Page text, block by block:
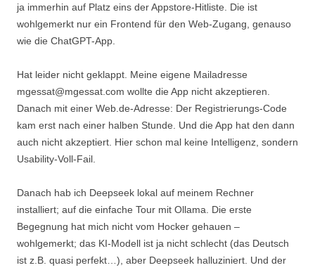
ja immerhin auf Platz eins der Appstore-Hitliste. Die ist
wohlgemerkt nur ein Frontend für den Web-Zugang, genauso
wie die ChatGPT-App.
Hat leider nicht geklappt. Meine eigene Mailadresse
mgessat@mgessat.com wollte die App nicht akzeptieren.
Danach mit einer Web.de-Adresse: Der Registrierungs-Code
kam erst nach einer halben Stunde. Und die App hat den dann
auch nicht akzeptiert. Hier schon mal keine Intelligenz, sondern
Usability-Voll-Fail.
Danach hab ich Deepseek lokal auf meinem Rechner
installiert; auf die einfache Tour mit Ollama. Die erste
Begegnung hat mich nicht vom Hocker gehauen –
wohlgemerkt; das KI-Modell ist ja nicht schlecht (das Deutsch
ist z.B. quasi perfekt…), aber Deepseek halluziniert. Und der